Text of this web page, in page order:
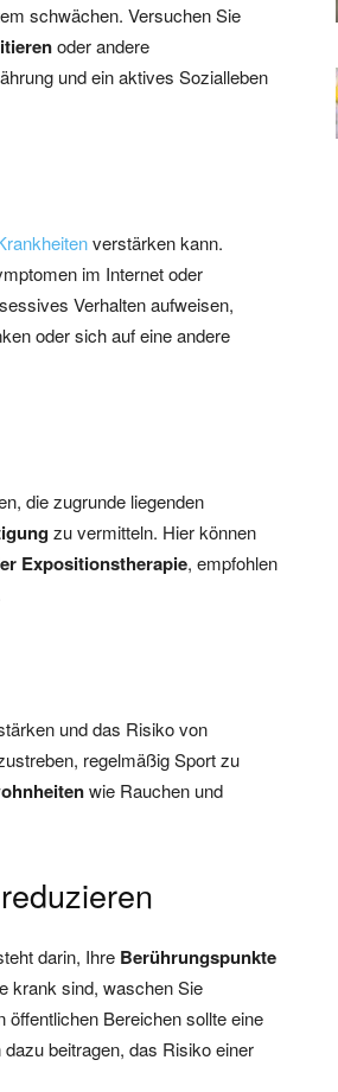
schwächen. Versuchen Sie
oder andere
und ein aktives Sozialleben
verstärken kann.
im Internet oder
Verhalten aufweisen,
oder sich auf eine andere
die zugrunde liegenden
zu vermitteln. Hier können
Expositionstherapie, empfohlen
und das Risiko von
regelmäßig Sport zu
wie Rauchen und
darin, Ihre Berührungspunkte
krank sind, waschen Sie
öffentlichen Bereichen sollte eine
beitragen, das Risiko einer